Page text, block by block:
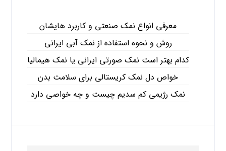
معرفی انواع نمک صنعتی و کاربرد هایشان
روش و نحوه استفاده از نمک آبی ایرانی
کدام بهتر است نمک صورتی ایرانی یا نمک هیمالیا
خواص دل نمک کریستالی برای سلامت بدن
نمک رژیمی کم سدیم چیست و چه خواصی دارد